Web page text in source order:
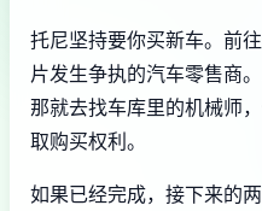
托尼坚持要你买新车。前
片发生争执的汽车零售商
那就去找车库里的机械师
取购买权利。
如果已经完成，接下来的